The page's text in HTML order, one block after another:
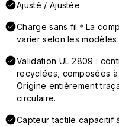
Ajusté / Ajustée
Charge sans fil＊La
varier selon les modèles.
Validation UL 2809 :
recyclées, composées
Origine entièrement
circulaire.
Capteur tactile capacitif